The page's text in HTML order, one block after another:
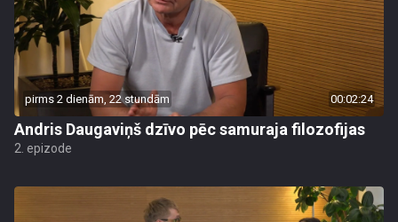
pirms 2 dienām, 22 stundām 00:02:24
Andris Daugaviņš dzīvo pēc samuraja filozofijas
2. epizode